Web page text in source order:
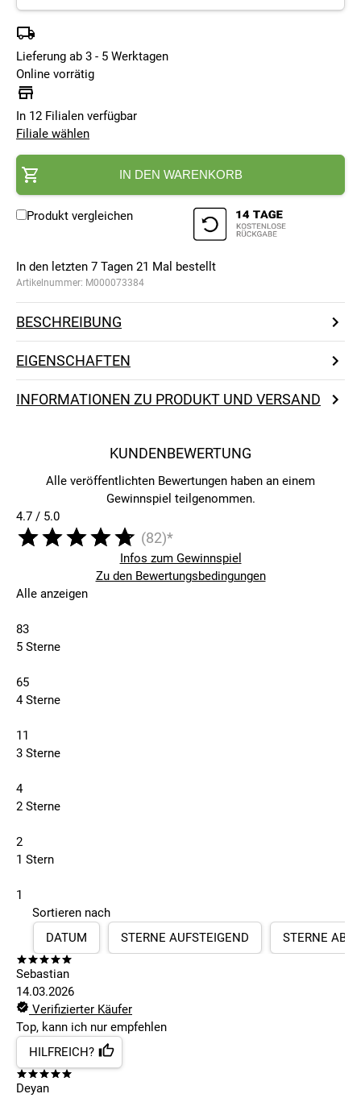
Lieferung ab 3 - 5 Werktagen
Online vorrätig
In 12 Filialen verfügbar
Filiale wählen
IN DEN WARENKORB
Produkt vergleichen
In den letzten 7 Tagen 21 Mal bestellt
Artikelnummer: M000073384
BESCHREIBUNG
EIGENSCHAFTEN
INFORMATIONEN ZU PRODUKT UND VERSAND
KUNDENBEWERTUNG
Alle veröffentlichten Bewertungen haben an einem
Gewinnspiel teilgenommen.
4.7 / 5.0
(82)*
Infos zum Gewinnspiel
Zu den Bewertungsbedingungen
Alle anzeigen
83
5 Sterne
65
4 Sterne
11
3 Sterne
4
2 Sterne
2
1 Stern
1
Sortieren nach
DATUM
STERNE AUFSTEIGEND STERNE
Sebastian
14.03.2026
Verifizierter Käufer
Top, kann ich nur empfehlen
HILFREICH?
Deyan